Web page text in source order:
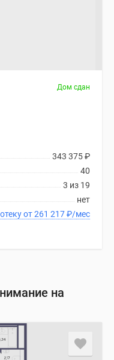
Дом сдан
343 375₽
40
3 из 19
нет
В ипотеку от 261 217₽/мес
на